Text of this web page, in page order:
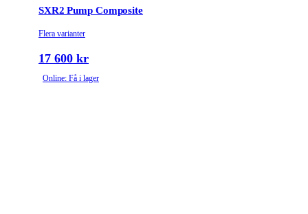
SXR2 Pump Composite
Flera varianter
17 600 kr
Online: Få i lager